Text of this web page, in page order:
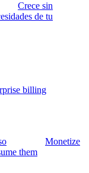
Crece sin
de tu
billing
Monetize
them